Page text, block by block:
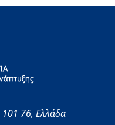
101 76, Ελλάδα